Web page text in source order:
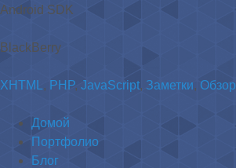
Android SDK
BlackBerry
XHTML , PHP, JavaScript, Заметки, Обзор
Домой
Портфолио
Блог